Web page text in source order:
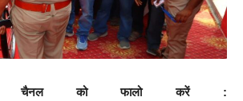
चैनल को फालो करें :